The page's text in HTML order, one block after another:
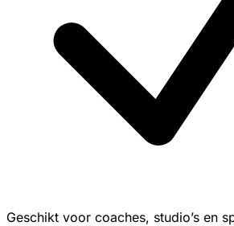
Geschikt voor coaches, studio’s en